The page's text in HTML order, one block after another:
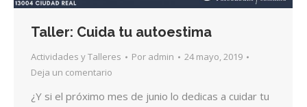
Taller: Cuida tu autoestima
Actividades y Talleres Por admin
24 mayo, 2019
Deja un comentario
¿Y si el próximo mes de junio lo dedicas a cuidar tu